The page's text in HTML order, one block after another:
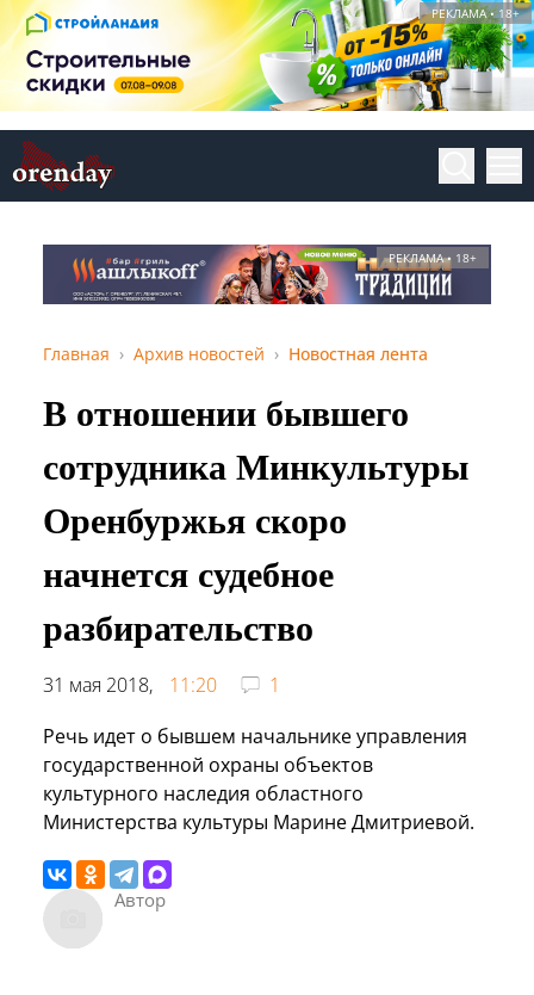
РЕКЛАМА • 18+
РЕКЛАМА • 18+
Главная Архив новостей Новостная лента
В отношении бывшего
сотрудника Минкультуры
Оренбуржья скоро
начнется судебное
разбирательство
31 мая 2018, 11:20
1
Речь идет о бывшем начальнике управления
государственной охраны объектов
культурного наследия областного
Министерства культуры Марине Дмитриевой.
Автор